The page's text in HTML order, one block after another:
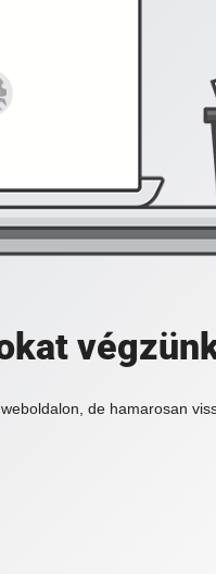
de hamarosan